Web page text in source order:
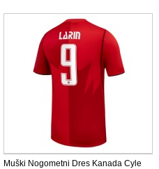
Muški Nogometni Dres Kanada Cyle